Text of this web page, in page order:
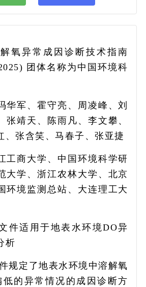
氧异常成因诊断技术指南
团体名称为中国环境科
华军、霍守亮、周凌峰、刘
张靖天、陈雨凡、李文攀、
、张含笑、马春子、张亚捷
工商大学、中国环境科学研
大学、浙江农林大学、北京
环境监测总站、大连理工大
件适用于地表水环境DO异
析
规定了地表水环境中溶解氧
低的异常情况的成因诊断方